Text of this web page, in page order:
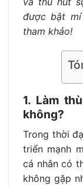
được bật
tham khảo!
1. Làm
không?
Trong thời
triển mạnh
cá nhân có
không gặp